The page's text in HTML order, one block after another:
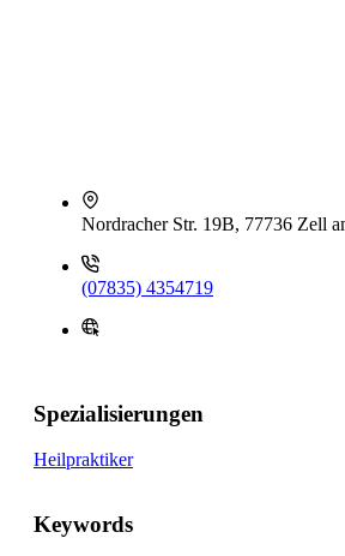
Nordracher Str. 19B, 77736 Zell
(07835) 4354719
Spezialisierungen
Heilpraktiker
Keywords